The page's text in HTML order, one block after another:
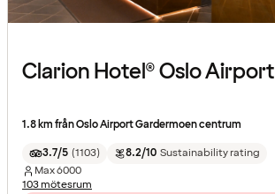
Clarion Hotel® Oslo Airport
1.8 km från Oslo Airport Gardermoen centrum
3.7/5 (1103) 8.2/10 Sustainability rating
Max6000
103 mötesrum